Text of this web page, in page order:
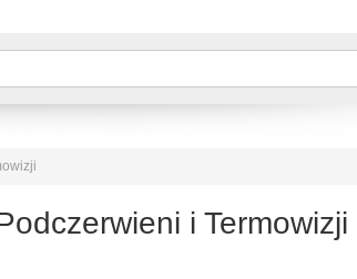
i Termowizji